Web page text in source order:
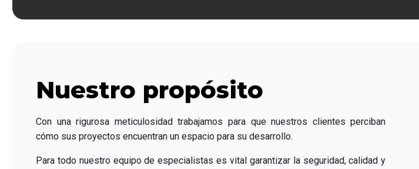
Nuestro propósito
Con una rigurosa meticulosidad trabajamos para que nuestros clientes perciban
cómo sus proyectos encuentran un espacio para su desarrollo.
Para todo nuestro equipo de especialistas es vital garantizar la seguridad, calidad y